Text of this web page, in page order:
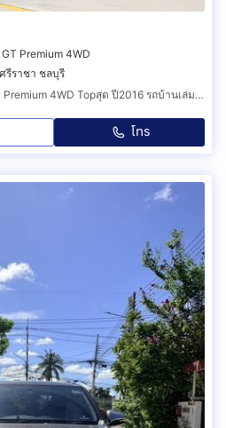
Premium 4WD
ศรีราชา ชลบุรี
Mitsubishi Pajero Sport 2.4 GT Premium 4WD Topสุด ปี2016 รถบ้านเล่มมือเดียว การันตีรถสวยสภาพดี ไม่มีอุบัติเหตุ น้ำท่วมแน่นอนครับ
โทร